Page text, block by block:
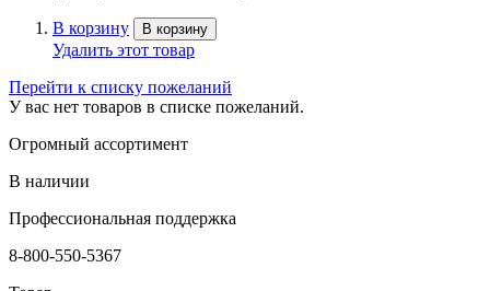
В корзину В корзину
Удалить этот товар
Перейти к списку пожеланий
У вас нет товаров в списке пожеланий.
Огромный ассортимент
В наличии
Профессиональная поддержка
8-800-550-5367